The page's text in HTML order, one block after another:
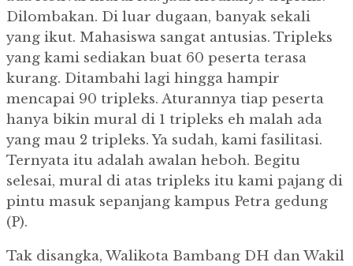
Dilombakan. Di luar dugaan, banyak sekali
yang ikut. Mahasiswa sangat antusias. Tripleks
yang kami sediakan buat 60 peserta terasa
kurang. Ditambahi lagi hingga hampir
mencapai 90 tripleks. Aturannya tiap peserta
hanya bikin mural di 1 tripleks eh malah ada
yang mau 2 tripleks. Ya sudah, kami fasilitasi.
Ternyata itu adalah awalan heboh. Begitu
selesai, mural di atas tripleks itu kami pajang di
pintu masuk sepanjang kampus Petra gedung
(P).
Tak disangka, Walikota Bambang DH dan Wakil